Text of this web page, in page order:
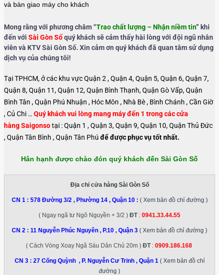
và bàn giao máy cho khách
Mong rằng với phương châm “Trao chất lượng – Nhận niềm tin” khi
đến với Sài Gòn Sốquý khách sẽ cảm thấy hài lòng với đội ngũ nhân
viên và KTV Sài Gòn Số. Xin cảm ơn quý khách đã quan tâm sử dụng
dịch vụ của chúng tôi!
Tại TPHCM, ở các khu vực Quận 2 , Quận 4, Quận 5, Quận 6, Quận 7,
Quận 8, Quận 11, Quận 12, Quận Bình Thạnh, Quận Gò Vấp, Quận
Bình Tân , Quận Phú Nhuận , Hóc Môn , Nhà Bè , Bình Chánh , Cần Giờ
, Củ Chi … Quý khách vui lòng mang máy đến 1 trong các cửa
hàng Saigonsotại : Quận 1 , Quận 3, Quận 9, Quận 10, Quận Thủ Đức
, Quận Tân Bình , Quận Tân Phú để được phục vụ tốt nhất.
Hân hạnh được chào đón quý khách đến Sài Gòn Số
Địa chỉ cửa hàng Sài Gòn Số
CN 1 : 578 Đường 3/2 , Phường 14 , Quận 10: ( Xem bản đồ chỉ đường )
( Ngay ngã tư Ngô Nguyền + 3/2 ) ĐT: 0941.33.44.55
CN 2 : 11 Nguyễn Phúc Nguyên , P.10 , Quận 3 ( Xem bản đồ chỉ đường )
( Cách Vòng Xoay Ngã Sáu Dân Chủ 20m ) ĐT: 0909.186.168
CN 3 : 27 Cống Quỳnh , P. Nguyễn Cư Trinh , Quận 1 ( Xem bản đồ chỉ
đường )